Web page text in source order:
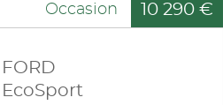
Occasion 10 290 €
FORD
EcoSport